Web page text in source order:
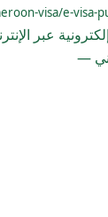
visa/e-visa-
عبر
—